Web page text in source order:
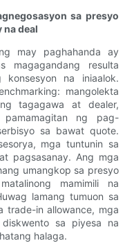
sa presyo
na deal
may paghahanda ay
magagandang resulta
na iniaalok.
mangolekta
tagagawa at dealer,
ng pag-
sa bawat quote.
mga tuntunin sa
pagsasanay. Ang mga
umangkop sa presyo
mamimili na
lamang tumuon sa
trade-in allowance, mga
sa piyesa na
halaga.